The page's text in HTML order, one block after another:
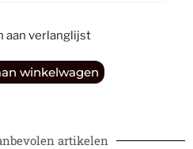
aan verlanglijst
winkelwagen
artikelen